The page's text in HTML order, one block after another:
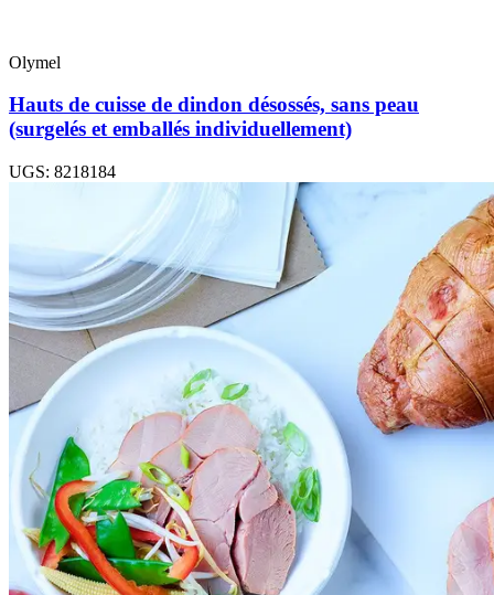
Olymel
Hauts de cuisse de dindon désossés, sans peau
(surgelés et emballés individuellement)
UGS: 8218184